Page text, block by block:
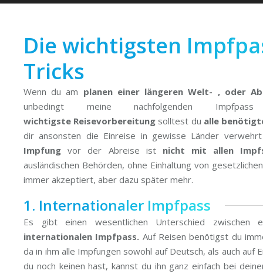
Die wichtigsten
Tricks
Wenn du am planen einer längeren Welt- , oder
unbedingt meine nachfolgenden
wichtigste Reisevorbereitung solltest du alle
dir ansonsten die Einreise in gewisse Länder
Impfung vor der Abreise ist nicht mit allen
ausländischen Behörden, ohne Einhaltung von
immer akzeptiert, aber dazu später mehr.
1. Internationaler Impfpass
Es gibt einen wesentlichen Unterschied zwischen
internationalen Impfpass. Auf Reisen benötigst du
da in ihm alle Impfungen sowohl auf Deutsch, als auch auf
du noch keinen hast, kannst du ihn ganz einfach bei